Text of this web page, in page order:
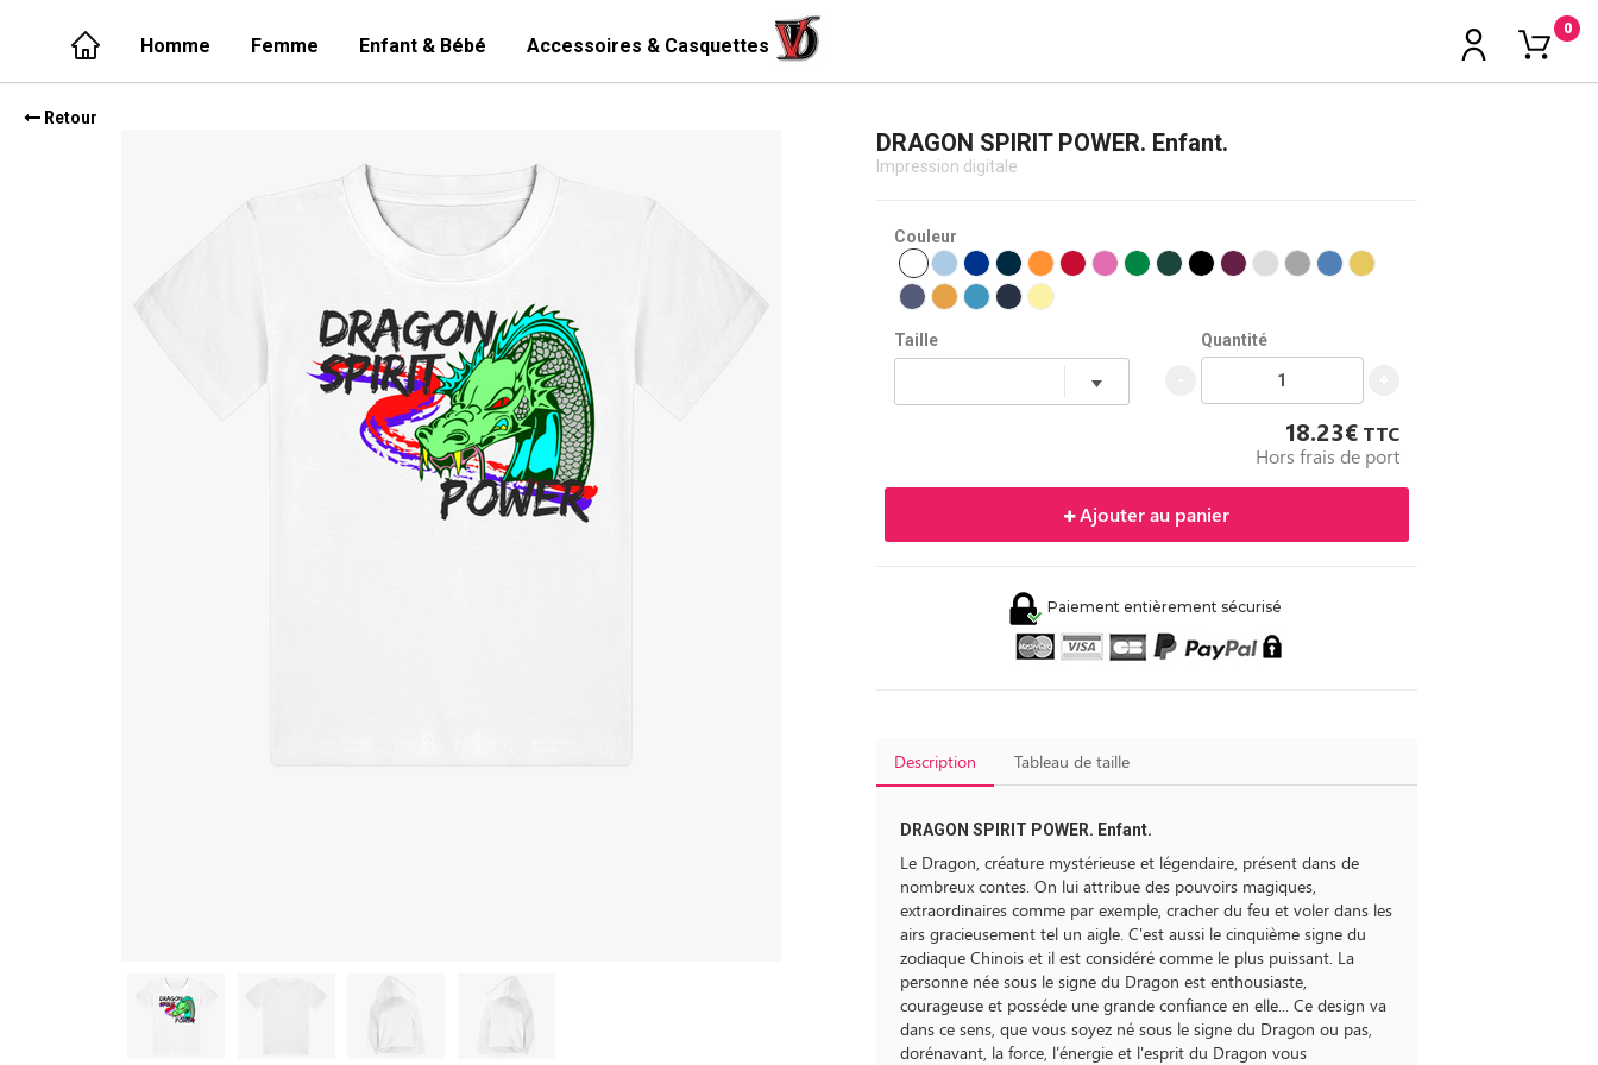
Homme Femme Enfant & Bébé Accessoires & Casquettes
0
Retour
DRAGON SPIRIT POWER. Enfant.
Impression digitale
Couleur
Taille Quantité
18.23€ TTC
Hors frais de port
Ajouter au panier
Paiement entièrement sécurisé
Description Tableau de taille
DRAGON SPIRIT POWER. Enfant.
Le Dragon, créature mystérieuse et légendaire, présent dans de
nombreux contes. On lui attribue des pouvoirs magiques,
extraordinaires comme par exemple, cracher du feu et voler dans les
airs gracieusement tel un aigle. C'est aussi le cinquième signe du
zodiaque Chinois et il est considéré comme le plus puissant. La
personne née sous le signe du Dragon est enthousiaste,
courageuse et posséde une grande confiance en elle... Ce design va
dans ce sens, que vous soyez né sous le signe du Dragon ou pas,
dorénavant, la force, l'énergie et l'esprit du Dragon vous